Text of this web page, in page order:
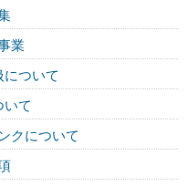
業
ついて
いて
クについて